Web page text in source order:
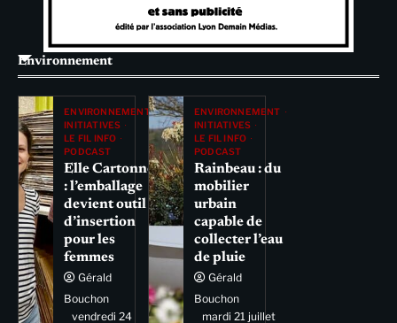
Environnement
ENVIRONNEMENT
INITIATIVES
LE FIL INFO
PODCAST
Elle Cartonne
: l’emballage
devient outil
d’insertion
pour les
femmes
Gérald
Bouchon
vendredi 24
ENVIRONNEMENT
INITIATIVES
LE FIL INFO
PODCAST
Rainbeau : du
mobilier
urbain
capable de
collecter l’eau
de pluie
Gérald
Bouchon
mardi 21 juillet